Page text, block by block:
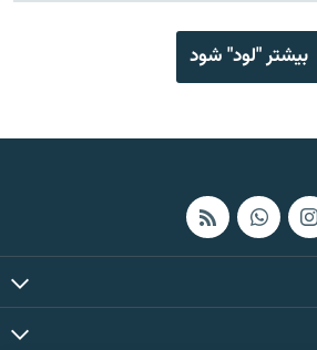
بیشتر "لود" شود